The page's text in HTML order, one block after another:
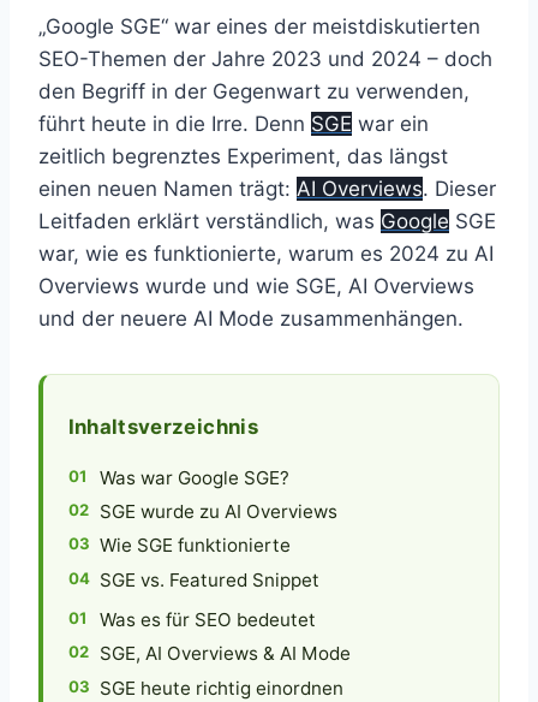
„Google SGE“ war eines der meistdiskutierten
SEO-Themen der Jahre 2023 und 2024 – doch
den Begriff in der Gegenwart zu verwenden,
führt heute in die Irre. Denn SGE war ein
zeitlich begrenztes Experiment, das längst
einen neuen Namen trägt: AI Overviews. Dieser
Leitfaden erklärt verständlich, was Google SGE
war, wie es funktionierte, warum es 2024 zu AI
Overviews wurde und wie SGE, AI Overviews
und der neuere AI Mode zusammenhängen.
Inhaltsverzeichnis
Was war Google SGE?
SGE wurde zu AI Overviews
Wie SGE funktionierte
SGE vs. Featured Snippet
Was es für SEO bedeutet
SGE, AI Overviews & AI Mode
SGE heute richtig einordnen